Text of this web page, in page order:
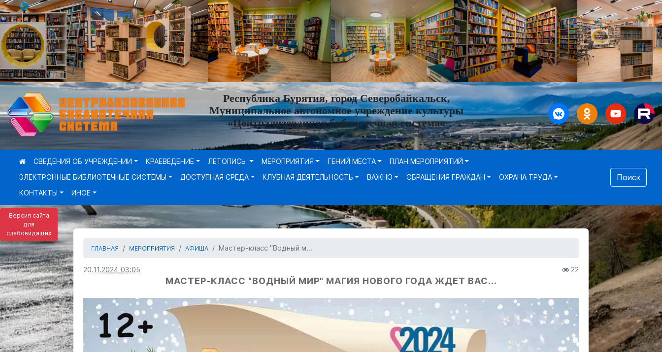
Версия сайта
для
слабовидящих
Республика Бурятия, город Северобайкальск,
Муниципальное автономное учреждение культуры
«Централизованная библиотечная система»
СВЕДЕНИЯ ОБ УЧРЕЖДЕНИИ КРАЕВЕДЕНИЕ ЛЕТОПИСЬ МЕРОПРИЯТИЯ ГЕНИЙ МЕСТА
ПЛАН МЕРОПРИЯТИЙ
ЭЛЕКТРОННЫЕ БИБЛИОТЕЧНЫЕ СИСТЕМЫ
ДОСТУПНАЯ СРЕДА КЛУБНАЯ ДЕЯТЕЛЬНОСТЬ ВАЖНО ОБРАЩЕНИЯ ГРАЖДАН
ОХРАНА ТРУДА
КОНТАКТЫ
ИНОЕ
Поиск
ГЛАВНАЯ МЕРОПРИЯТИЯ АФИША Мастер-класс "Водный м...
20.11.2024 03:05 22
МАСТЕР-КЛАСС "ВОДНЫЙ МИР" МАГИЯ НОВОГО ГОДА ЖДЕТ ВАС...